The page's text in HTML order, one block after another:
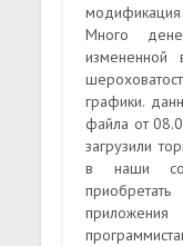
Много
измененной
графики.
файла от
загрузили
в наши